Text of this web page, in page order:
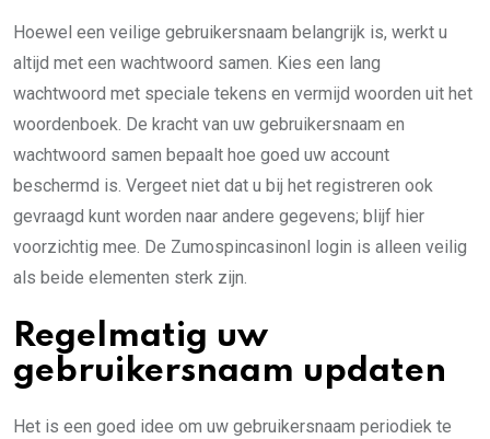
Hoewel een veilige gebruikersnaam belangrijk is, werkt u
altijd met een wachtwoord samen. Kies een lang
wachtwoord met speciale tekens en vermijd woorden uit het
woordenboek. De kracht van uw gebruikersnaam en
wachtwoord samen bepaalt hoe goed uw account
beschermd is. Vergeet niet dat u bij het registreren ook
gevraagd kunt worden naar andere gegevens; blijf hier
voorzichtig mee. De Zumospincasinonl login is alleen veilig
als beide elementen sterk zijn.
Regelmatig uw
gebruikersnaam updaten
Het is een goed idee om uw gebruikersnaam periodiek te